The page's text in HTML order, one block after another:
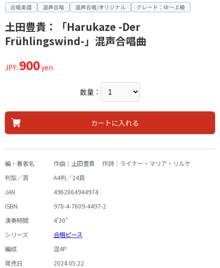
合唱楽譜 混声合唱 混声合唱/オリジナル グレード：中～上級
土田豊貴：「Harukaze -Der
Frühlingswind-」混声合唱曲
JPY: 900yen
数量：
カートに入れる
編・著者名
作曲：土田豊貴 作詩：ライナー・マリア・リルケ
判型／頁
A4判／24頁
JAN
4962864944974
ISBN
978-4-7609-4497-2
演奏時間
4'30"
シリーズ
合唱ピース
編成
混4P
発売日
2024.05.22